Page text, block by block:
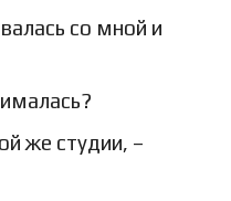
со мной и
же студии, –